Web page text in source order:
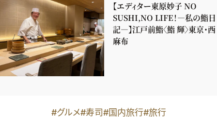
【エディター東原妙子 NO
SUSHI,NO LIFE！―私の鮨日
記―】江戸前鮨〈鮨 輝〉東京・西
麻布
#グルメ#寿司#国内旅行#旅行